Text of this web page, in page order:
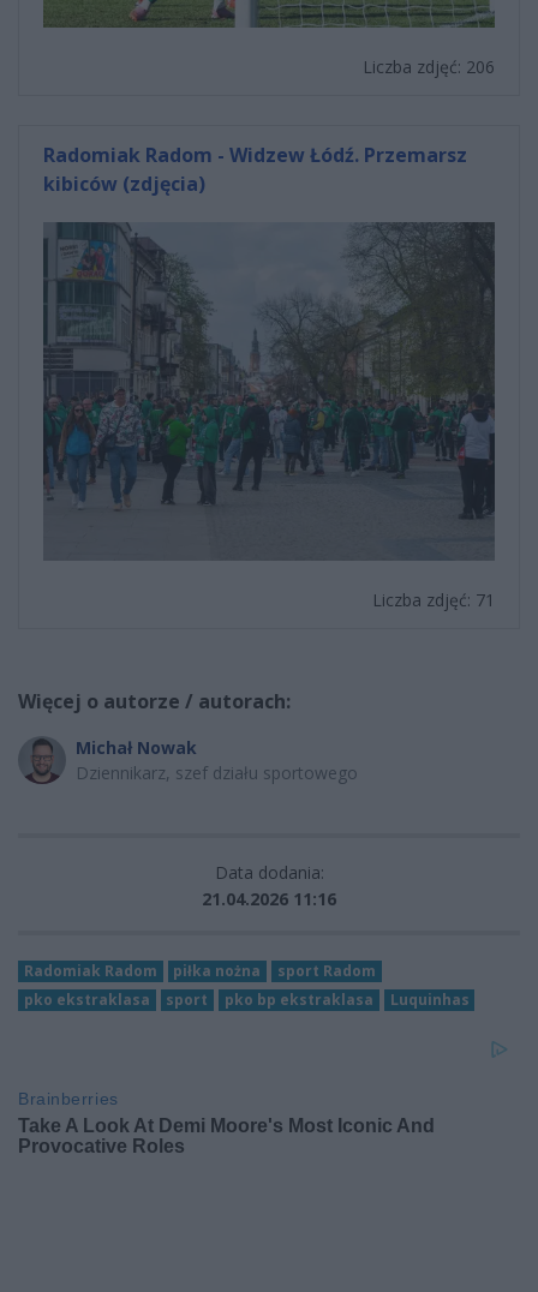
Liczba zdjęć: 206
Radomiak Radom - Widzew Łódź. Przemarsz
kibiców (zdjęcia)
Liczba zdjęć: 71
Więcej o autorze / autorach:
Michał Nowak
Dziennikarz, szef działu sportowego
Data dodania:
21.04.2026 11:16
Radomiak Radom piłka nożna
sport Radom
pko ekstraklasa
sport pko bp ekstraklasa Luquinhas